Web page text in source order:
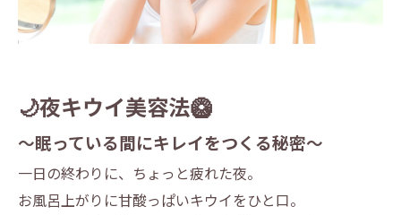
🌙夜キウイ美容法🥝
〜眠っている間にキレイをつくる秘密〜
一日の終わりに、ちょっと疲れた夜。
お風呂上がりに甘酸っぱいキウイをひと口。